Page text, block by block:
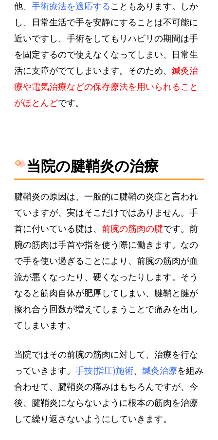
他、 手術療法を適応することもあります。しか
し、日常生活で手を安静にすることは不可能に
近いですし、手術をしてもリハビリの期間は手
を固定するので使えなくなってしまい、日常生
活に支障がでてしまいます。そのため、 鍼灸治
療や電気治療などの保存療法を用いられること
がほとんどです。
当院の腱鞘炎の治療
腱鞘炎の原因は、一般的に腱鞘の炎症と言われ
ていますが、実はそこだけではありません。手
首に付いている腱は、 前腕の筋肉の腱です。前
腕の筋肉は手首や指を使う際に働きます。なの
で手を使い過ぎることにより、前腕の筋肉が血
流が悪くなったり、硬くなったりします。そう
なると筋肉自体が肥厚してしまい、腱鞘と腱が
擦れ合う回数が増えてしまうことで痛みを出し
てしまいます。
当院ではその前腕の筋肉に対して、治療を行な
っていきます。 手技(指圧)施術、 鍼灸治療を組み
合わせて、腱鞘炎の痛みはもちろんですが、今
後、腱鞘炎にならないように根本の筋肉を治療
して繰り返さないようにしていきます。